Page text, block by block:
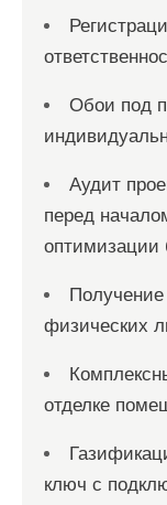
Обои под
Аудит
перед
оптимизации
физических
отделке
ключ с